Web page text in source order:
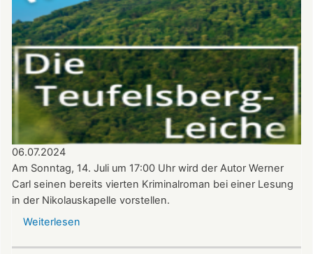
Benefizkonzert
mit
den
Alphornbläsern
Südpfalz
06.07.2024
Am Sonntag, 14. Juli um 17:00 Uhr wird der Autor Werner
Carl seinen bereits vierten Kriminalroman bei einer Lesung
in der Nikolauskapelle vorstellen.
Weiterlesen